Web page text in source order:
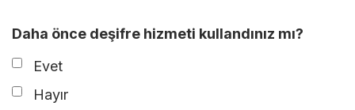
Daha önce deşifre hizmeti kullandınız mı?
Evet
Hayır